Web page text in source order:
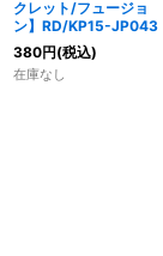
クレット/フュージョ
ン】RD/KP15-JP043
380円(税込)
在庫なし